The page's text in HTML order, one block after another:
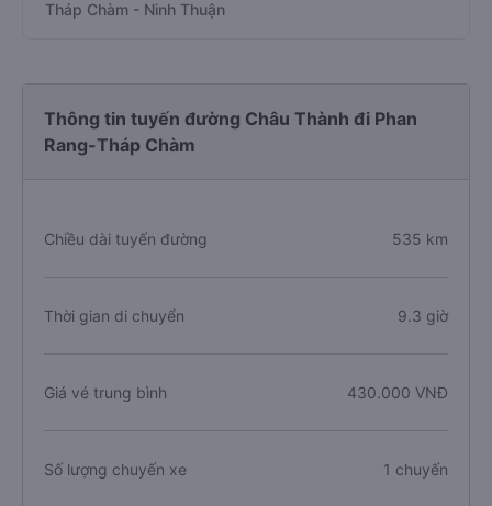
Tháp Chàm - Ninh Thuận
Thông tin tuyến đường Châu Thành đi Phan
Rang-Tháp Chàm
Chiều dài tuyến đường 535 km
Thời gian di chuyển 9.3 giờ
Giá vé trung bình 430.000 VNĐ
Số lượng chuyến xe 1 chuyến